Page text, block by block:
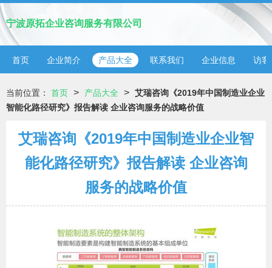
宁波原拓企业咨询服务有限公司
首页 企业简介 产品大全 联系我们 企业信息 访客
当前位置： 首页 > 产品大全 > 艾瑞咨询《2019年中国制造业企业
智能化路径研究》报告解读 企业咨询服务的战略价值
艾瑞咨询《2019年中国制造业企业智
能化路径研究》报告解读 企业咨询
服务的战略价值